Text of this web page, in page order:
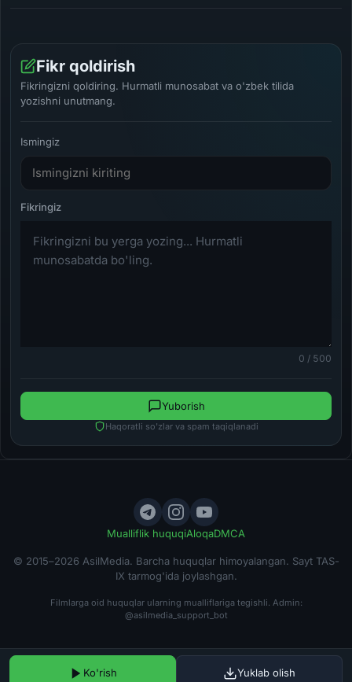
Fikr qoldirish
Fikringizni qoldiring. Hurmatli munosabat va o'zbek tilida
yozishni unutmang.
Ismingiz
0 / 500
Haqoratli so'zlar va spam taqiqlanadi
Yuborish
Mualliflik huquqiAloqaDMCA
© 2015–2026 AsilMedia. Barcha huquqlar himoyalangan. Sayt TAS-
IX tarmog'ida joylashgan.
Filmlarga oid huquqlar ularning mualliflariga tegishli. Admin:
@asilmedia_support_bot
Ko'rish Yuklab olish